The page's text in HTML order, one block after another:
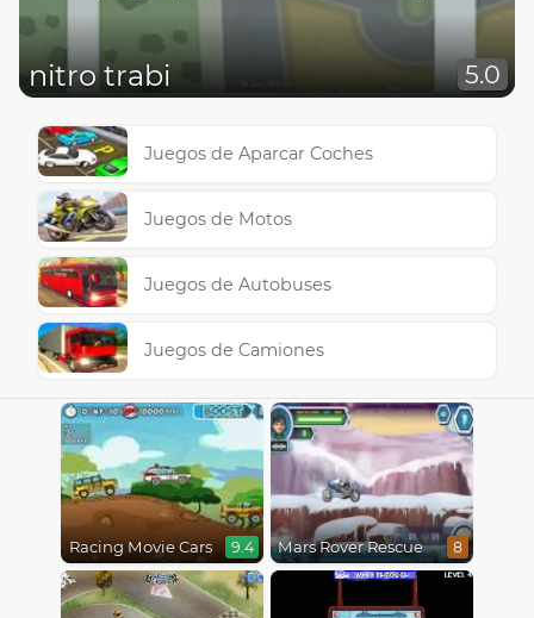
nitro trabi 5.0
Juegos de Aparcar Coches
Juegos de Motos
Juegos de Autobuses
Juegos de Camiones
Racing Movie Cars 9.4 Mars Rover Rescue 8